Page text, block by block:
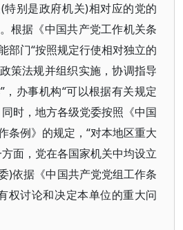
别是政府机关)相对应的党的
根据《中国共产党工作机关条
部门“按照规定行使相对独立的
策法规并组织实施，协调指导
办事机构“可以根据有关规定
时，地方各级党委按照《中国
条例》的规定，“对本地区重大
面，党在各国家机关中均设立
)依据《中国共产党党组工作条
权讨论和决定本单位的重大问